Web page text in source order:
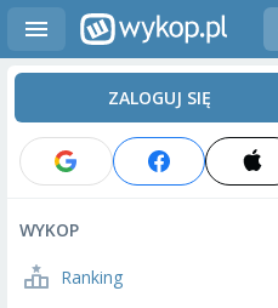
ZALOGUJ SIĘ
WYKOP
Ranking